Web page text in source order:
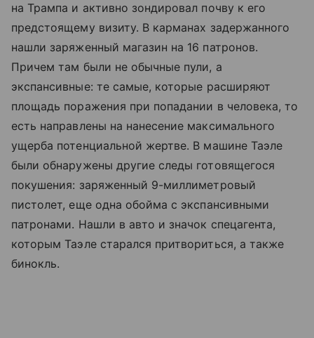
на Трампа и активно зондировал почву к его
предстоящему визиту. В карманах задержанного
нашли заряженный магазин на 16 патронов.
Причем там были не обычные пули, а
экспансивные: те самые, которые расширяют
площадь поражения при попадании в человека, то
есть направлены на нанесение максимального
ущерба потенциальной жертве. В машине Таэле
были обнаружены другие следы готовящегося
покушения: заряженный 9-миллиметровый
пистолет, еще одна обойма с экспансивными
патронами. Нашли в авто и значок спецагента,
которым Таэле старался притвориться, а также
бинокль.